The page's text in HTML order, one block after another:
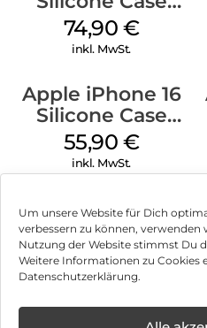
Um unsere Website für Dich
verbessern zu können, verwenden
Nutzung der Website stimmst Du
Weitere Informationen zu Cookies
Datenschutzerklärung.
MagSafe Lake
Green
74,90 €
inkl. MwSt.
Apple iPhone 16
Silicone Case
MagSafe
Ultramarine
55,90 €
inkl. MwSt.
Impressum